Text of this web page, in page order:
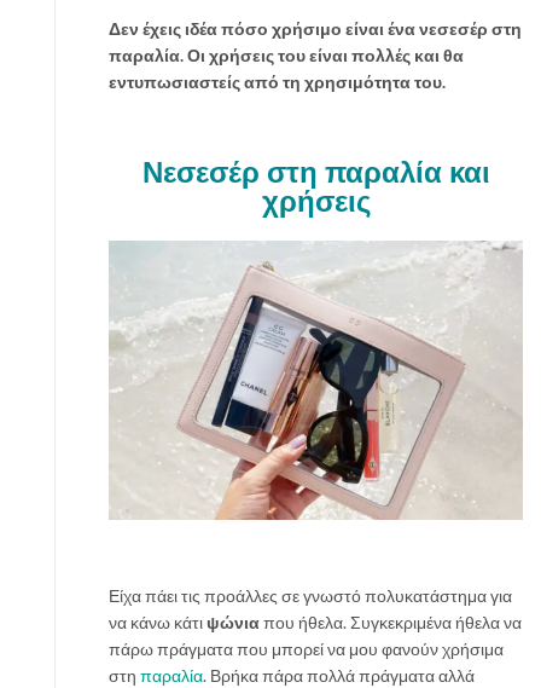
ό
μ
η
τ
δ
ε
ρ
μ
ί
δ
α
σ
μ
ε
τ
ά
Δεν έχεις ιδέα πόσο χρήσιμο είναι ένα νεσεσέρ στη
παραλία. Οι χρήσεις του είναι πολλές και θα
εντυπωσιαστείς από τη χρησιμότητα του.
Νεσεσέρ στη παραλία και
χρήσεις
Είχα πάει τις προάλλες σε γνωστό πολυκατάστημα για
να κάνω κάτι ψώνιαπου ήθελα. Συγκεκριμένα ήθελα να
πάρω πράγματα που μπορεί να μου φανούν χρήσιμα
στη παραλία. Βρήκα πάρα πολλά πράγματα αλλά